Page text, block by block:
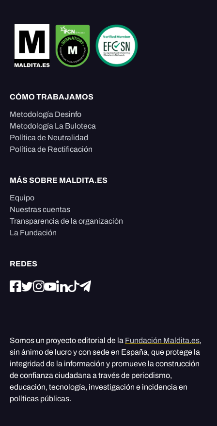
CÓMO TRABAJAMOS
Metodología Desinfo
Metodología La Buloteca
Política de Neutralidad
Política de Rectificación
MÁS SOBRE MALDITA.ES
Equipo
Nuestras cuentas
Transparencia de la organización
La Fundación
REDES
Somos un proyecto editorial de la Fundación Maldita.es,
sin ánimo de lucro y con sede en España, que protege la
integridad de la información y promueve la construcción
de confianza ciudadana a través de periodismo,
educación, tecnología, investigación e incidencia en
políticas públicas.